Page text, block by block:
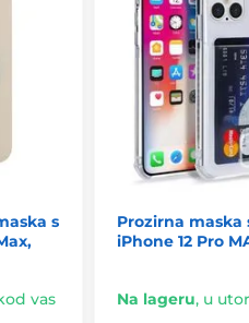
s
vas
Prozirna maska
iPhone 12 Pro
Na lageru, u